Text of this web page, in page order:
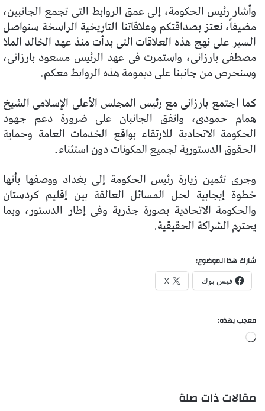
وأشار رئيس الحكومة، إلى عمق الروابط التى تجمع الجانبين،
مضيفاً، نعتز بصداقتكم وعلاقاتنا التاريخية الراسخة سنواصل
السير على نهج هذه العلاقات التى بدأت منذ عهد الخالد الملا
مصطفى بارزانى، واستمرت فى عهد الرئيس مسعود بارزانى،
وسنحرص من جانبنا على ديمومة هذه الروابط معكم.
كما اجتمع بارزانى مع رئيس المجلس الأعلى الإسلامى الشيخ
همام حمودى، واتفق الجانبان على ضرورة دعم جهود
الحكومة الاتحادية للارتقاء بواقع الخدمات العامة وحماية
الحقوق الدستورية لجميع المكونات دون استثناء.
وجرى تثمين زيارة رئيس الحكومة إلى بغداد ووصفها بأنها
خطوة إيجابية لحل المسائل العالقة بين إقليم كردستان
والحكومة الاتحادية بصورة جذرية وفى إطار الدستور، وبما
يحترم الشراكة الحقيقية.
شارك هذا الموضوع:
فيس بوك X
معجب بهذه:
جاري
مقالات ذات صلة